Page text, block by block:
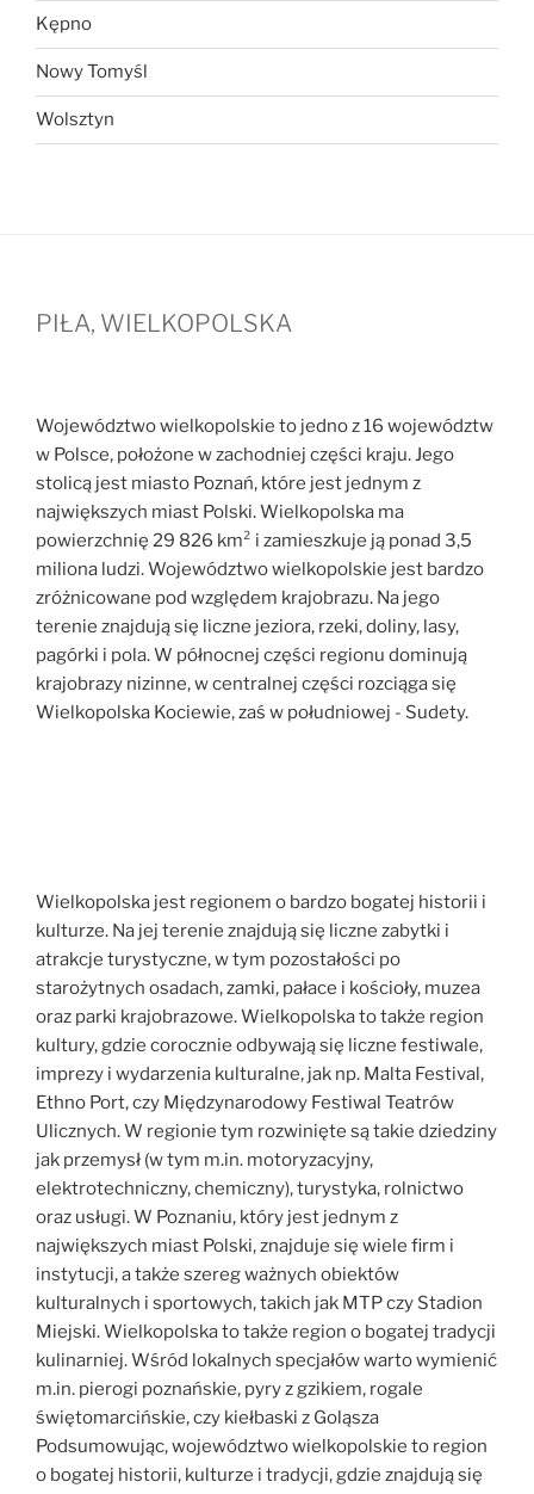
Kępno
Nowy Tomyśl
Wolsztyn
PIŁA, WIELKOPOLSKA
Województwo wielkopolskie to jedno z 16 województw
w Polsce, położone w zachodniej części kraju. Jego
stolicą jest miasto Poznań, które jest jednym z
największych miast Polski. Wielkopolska ma
powierzchnię 29 826 km² i zamieszkuje ją ponad 3,5
miliona ludzi. Województwo wielkopolskie jest bardzo
zróżnicowane pod względem krajobrazu. Na jego
terenie znajdują się liczne jeziora, rzeki, doliny, lasy,
pagórki i pola. W północnej części regionu dominują
krajobrazy nizinne, w centralnej części rozciąga się
Wielkopolska Kociewie, zaś w południowej - Sudety.
Wielkopolska jest regionem o bardzo bogatej historii i
kulturze. Na jej terenie znajdują się liczne zabytki i
atrakcje turystyczne, w tym pozostałości po
starożytnych osadach, zamki, pałace i kościoły, muzea
oraz parki krajobrazowe. Wielkopolska to także region
kultury, gdzie corocznie odbywają się liczne festiwale,
imprezy i wydarzenia kulturalne, jak np. Malta Festival,
Ethno Port, czy Międzynarodowy Festiwal Teatrów
Ulicznych. W regionie tym rozwinięte są takie dziedziny
jak przemysł (w tym m.in. motoryzacyjny,
elektrotechniczny, chemiczny), turystyka, rolnictwo
oraz usługi. W Poznaniu, który jest jednym z
największych miast Polski, znajduje się wiele firm i
instytucji, a także szereg ważnych obiektów
kulturalnych i sportowych, takich jak MTP czy Stadion
Miejski. Wielkopolska to także region o bogatej tradycji
kulinarniej. Wśród lokalnych specjałów warto wymienić
m.in. pierogi poznańskie, pyry z gzikiem, rogale
świętomarcińskie, czy kiełbaski z Goląsza
Podsumowując, województwo wielkopolskie to region
o bogatej historii, kulturze i tradycji, gdzie znajdują się